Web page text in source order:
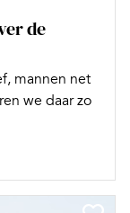
de
mannen net
we daar zo